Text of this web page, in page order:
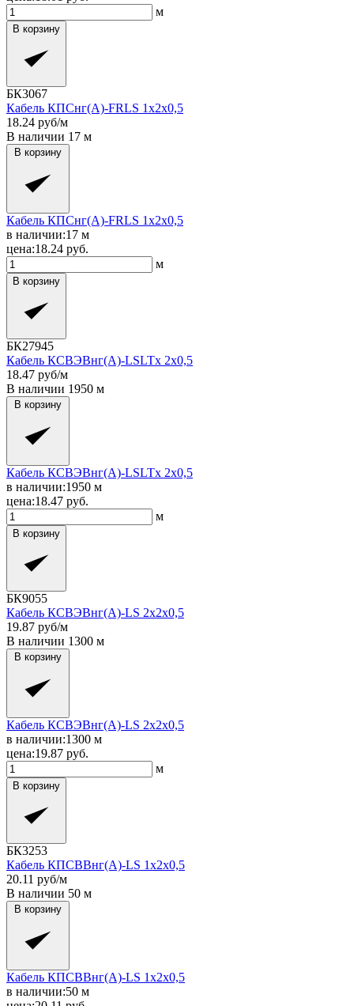
м
В корзину
БК3067
Кабель КПСнг(A)-FRLS 1x2x0,5
18.24 руб/м
В наличии 17 м
В корзину
Кабель КПСнг(A)-FRLS 1x2x0,5
в наличии:17 м
цена:18.24 руб.
м
В корзину
БК27945
Кабель КСВЭВнг(A)-LSLTx 2x0,5
18.47 руб/м
В наличии 1950 м
В корзину
Кабель КСВЭВнг(A)-LSLTx 2x0,5
в наличии:1950 м
цена:18.47 руб.
м
В корзину
БК9055
Кабель КСВЭВнг(A)-LS 2x2x0,5
19.87 руб/м
В наличии 1300 м
В корзину
Кабель КСВЭВнг(A)-LS 2x2x0,5
в наличии:1300 м
цена:19.87 руб.
м
В корзину
БК3253
Кабель КПСВВнг(A)-LS 1x2x0,5
20.11 руб/м
В наличии 50 м
В корзину
Кабель КПСВВнг(A)-LS 1x2x0,5
в наличии:50 м